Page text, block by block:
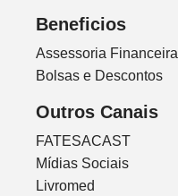
Beneficios
Assessoria Financeira
Bolsas e Descontos
Outros Canais
FATESACAST
Mídias Sociais
Livromed